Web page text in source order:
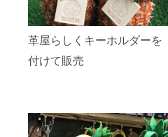
革屋らしくキーホルダーを
付けて販売